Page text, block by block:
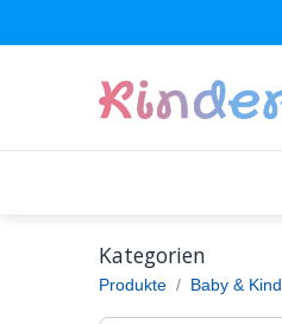
Kategorien
Produkte Baby & Kind